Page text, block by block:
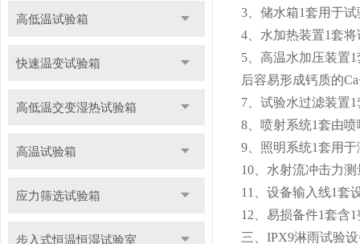
高低温试验箱
快速温变试验箱
高低温交变湿热试验箱
高温试验箱
应力筛选试验箱
步入式恒温恒湿试验室
3、储水箱1套用于
4、水加热装置1套
5、高温水加压装置
后容易形成钙质的
7、试验水过滤装置
8、喷射系统1套由
9、照明系统1套用
10、水射流冲击力
11、设备输入线1套
12、易损备件1套含
三、IPX9淋雨试验